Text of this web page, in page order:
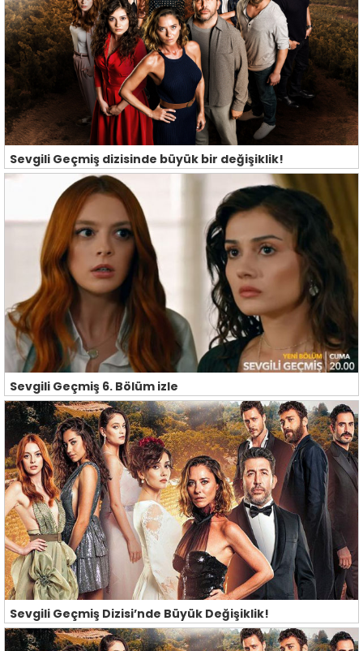
Sevgili Geçmiş dizisinde büyük bir değişiklik!
Sevgili Geçmiş 6. Bölüm izle
Sevgili Geçmiş Dizisi’nde Büyük Değişiklik!